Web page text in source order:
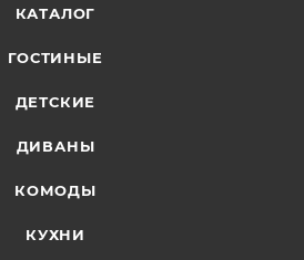
КАТАЛОГ
ГОСТИНЫЕ
ДЕТСКИЕ
ДИВАНЫ
КОМОДЫ
КУХНИ